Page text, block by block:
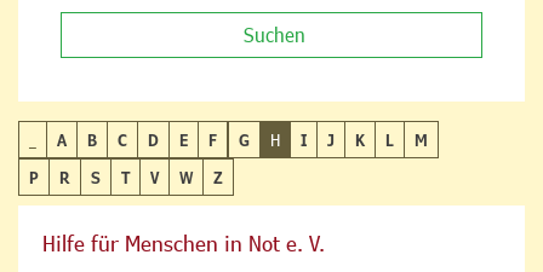
Suchen
A B C D E F G H I J K L
M
P
R S T V W Z
Hilfe für Menschen in Not e. V.